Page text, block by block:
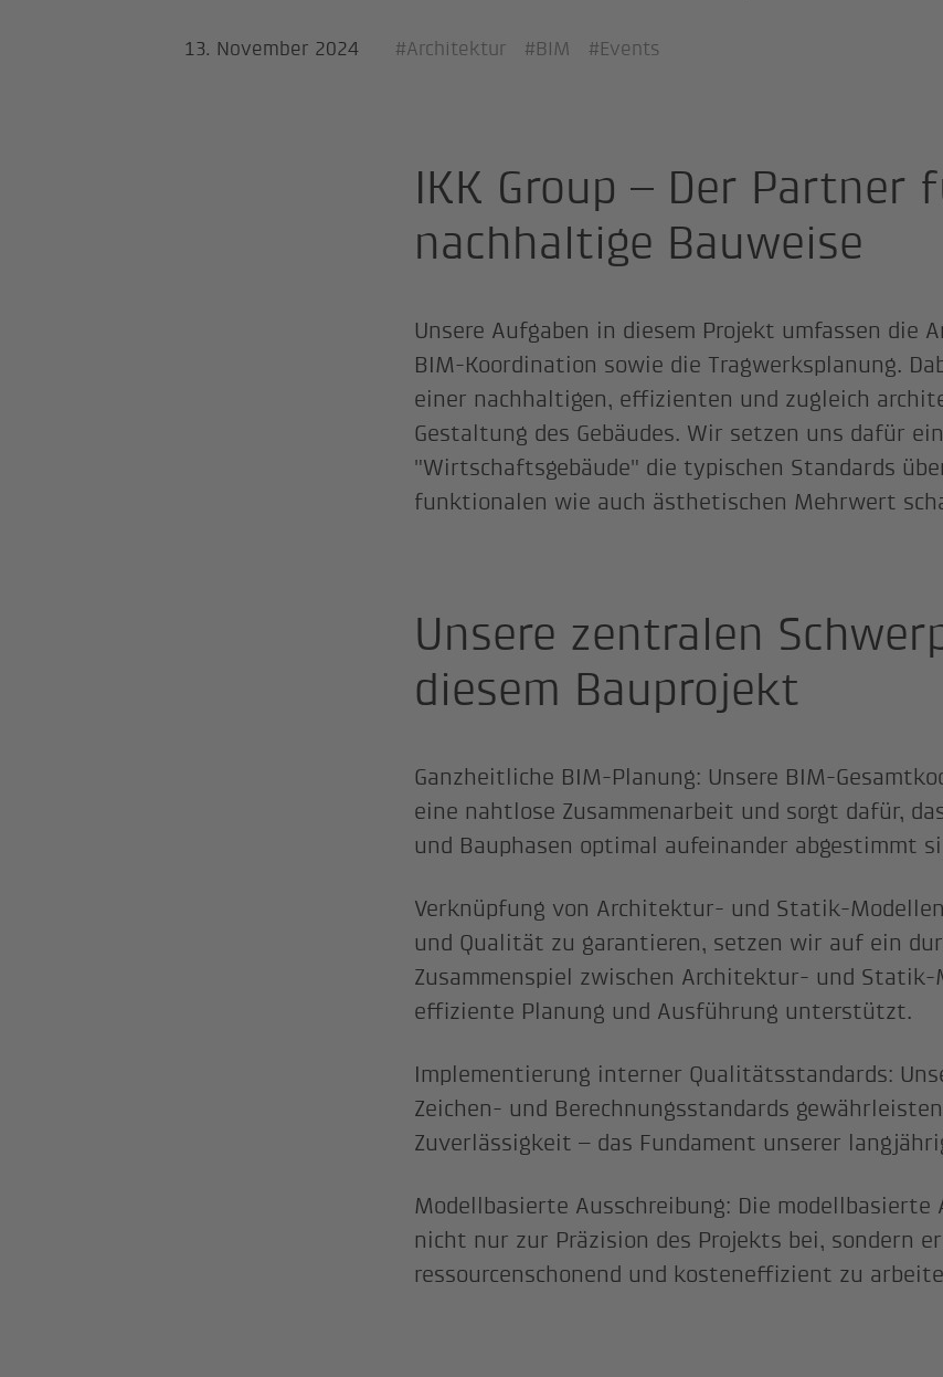
13. November 2024 #Architektur #BIM #Events
IKK Group – Der Partner
nachhaltige Bauweise
Unsere Aufgaben in diesem Projekt umfassen die
BIM-Koordination sowie die Tragwerksplanung.
einer nachhaltigen, effizienten und zugleich
Gestaltung des Gebäudes. Wir setzen uns dafür
"Wirtschaftsgebäude" die typischen Standards
funktionalen wie auch ästhetischen Mehrwert
Unsere zentralen
diesem Bauprojekt
Ganzheitliche BIM-Planung: Unsere BIM-
eine nahtlose Zusammenarbeit und sorgt dafür,
und Bauphasen optimal aufeinander abgestimmt
Verknüpfung von Architektur- und Statik-
und Qualität zu garantieren, setzen wir auf ein
Zusammenspiel zwischen Architektur- und Statik-
effiziente Planung und Ausführung unterstützt.
Implementierung interner Qualitätsstandards:
Zeichen- und Berechnungsstandards
Zuverlässigkeit – das Fundament unserer
Modellbasierte Ausschreibung: Die modellbasierte
nicht nur zur Präzision des Projekts bei, sondern
ressourcenschonend und kosteneffizient zu